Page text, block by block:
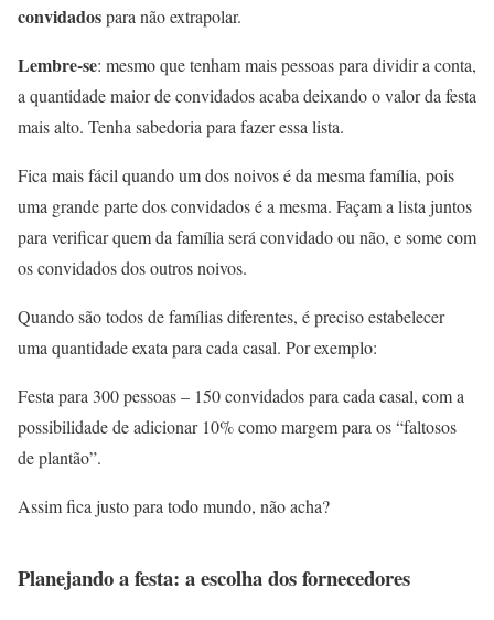
convidadospara não extrapolar.
Lembre-se: mesmo que tenham mais pessoas para dividir a conta,
a quantidade maior de convidados acaba deixando o valor da festa
mais alto. Tenha sabedoria para fazer essa lista.
Fica mais fácil quando um dos noivos é da mesma família, pois
uma grande parte dos convidados é a mesma. Façam a lista juntos
para verificar quem da família será convidado ou não, e some com
os convidados dos outros noivos.
Quando são todos de famílias diferentes, é preciso estabelecer
uma quantidade exata para cada casal. Por exemplo:
Festa para 300 pessoas – 150 convidados para cada casal, com a
possibilidade de adicionar 10% como margem para os “faltosos
de plantão”.
Assim fica justo para todo mundo, não acha?
Planejando a festa: a escolha dos fornecedores